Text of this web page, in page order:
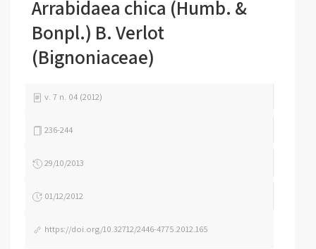
Arrabidaea chica (Humb. &
Bonpl.) B. Verlot
(Bignoniaceae)
v. 7 n. 04 (2012)
236-244
29/10/2013
01/12/2012
https://doi.org/10.32712/2446-4775.2012.165